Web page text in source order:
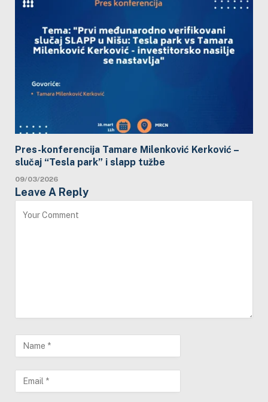
Pres-konferencija Tamare Milenković Kerković –
slučaj “Tesla park” i slapp tužbe
09/03/2026
Leave A Reply